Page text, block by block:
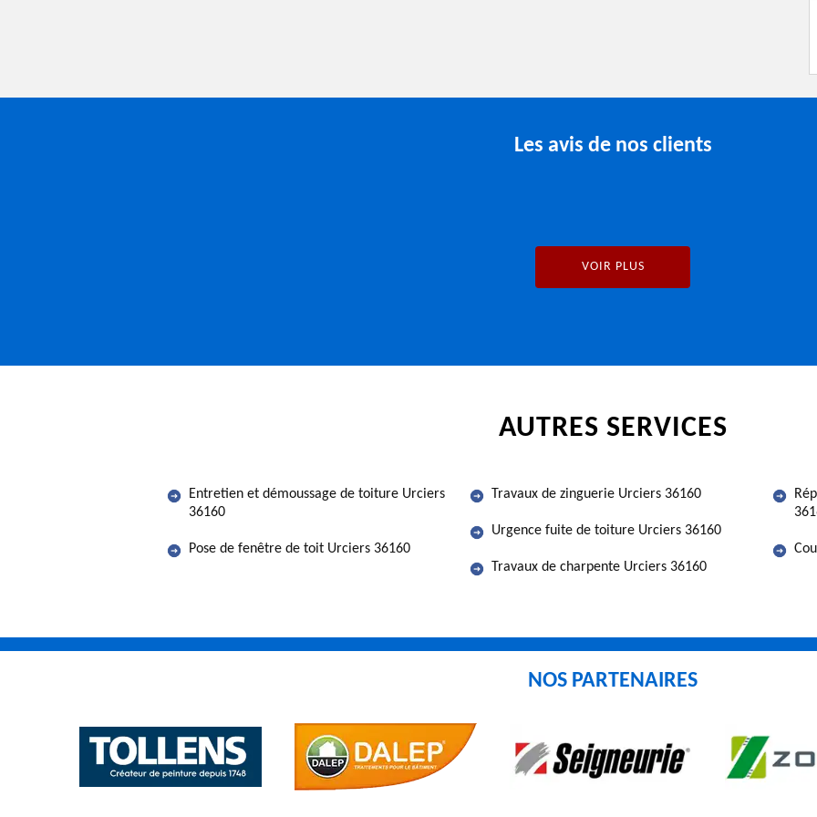
Les avis de nos clients
VOIR PLUS
AUTRES SERVICES
Entretien et démoussage de toiture Urciers
36160
Pose de fenêtre de toit Urciers 36160
Travaux de zinguerie Urciers 36160
Urgence fuite de toiture Urciers 36160
Travaux de charpente Urciers 36160
NOS PARTENAIRES